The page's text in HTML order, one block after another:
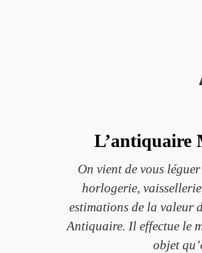
L’antiquaire
On vient de vous
horlogerie,
estimations de la valeur
Antiquaire. Il effectue le
objet